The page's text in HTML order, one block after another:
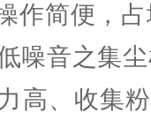
作简便，
噪音之集
高、收集